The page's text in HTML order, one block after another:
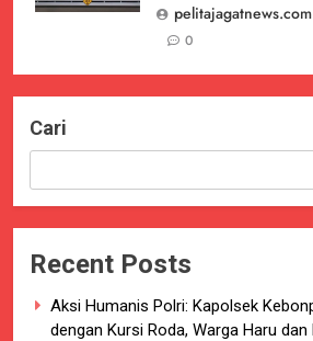
pelitajagatnews.com
0
Cari
Recent Posts
Aksi Humanis Polri: Kapolsek
dengan Kursi Roda, Warga Haru dan